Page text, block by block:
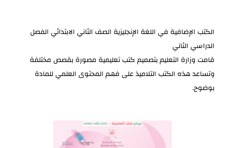
الكتب الإضافية في اللغة الإنجليزية الصف الثاني الابتدائي الفصل
الدراسي الثاني
قامت وزارة التعليم بتصميم كتب تعليمية مصورة بقصص مختلفة
وتساعد هذه الكتب التلاميذ على فهم المحتوى العلمي للمادة
بوضوح.